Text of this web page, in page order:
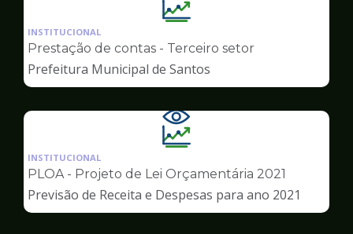
Ilustração
da
pagina
de
Transparência
INSTITUCIONAL
Prestação de contas - Terceiro setor
Prefeitura Municipal de Santos
Ilustração
da
pagina
Transparência
INSTITUCIONAL
PLOA - Projeto de Lei Orçamentária 2021
Previsão de Receita e Despesas para ano 2021